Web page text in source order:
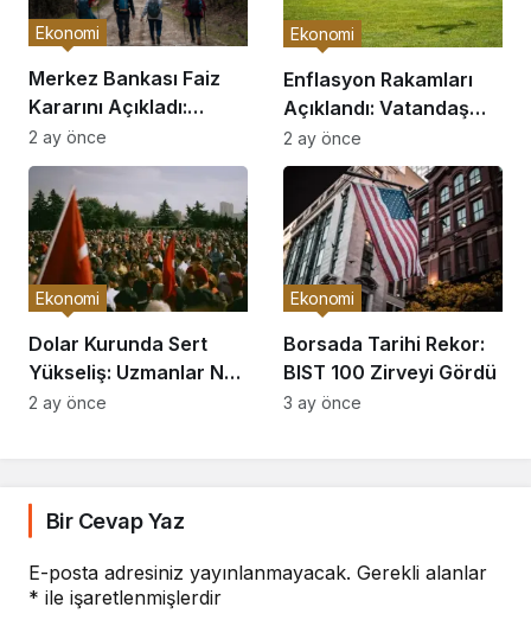
Merkez Bankası Faiz
Kararını Açıkladı:
Piyasalar Hareketlendi
Ekonomi
2 ay önce
Enflasyon Rakamları
Açıklandı: Vatandaş
Nasıl Etkilenecek?
Ekonomi
2 ay önce
Dolar Kurunda Sert
Yükseliş: Uzmanlar Ne
Diyor?
Ekonomi
2 ay önce
Borsada Tarihi Rekor:
BIST 100 Zirveyi Gördü
Ekonomi
3 ay önce
Bir Cevap Yaz
E-posta adresiniz yayınlanmayacak. Gerekli alanlar
* ile işaretlenmişlerdir